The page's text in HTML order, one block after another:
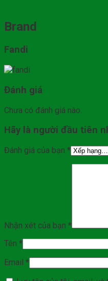
Brand
Fandi
Đánh giá
Chưa có đánh giá nào.
Hãy là người đầu tiên
Đánh giá của bạn *
Nhận xét của bạn *
Tên *
Email *